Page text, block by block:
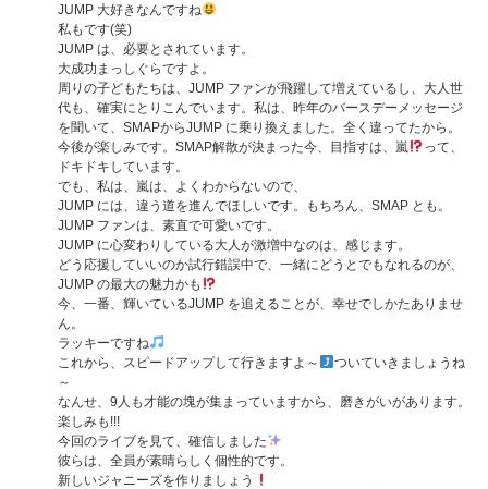
JUMP 大好きなんですね
私もです(笑)
JUMP は、必要とされています。
大成功まっしぐらですよ。
周りの子どもたちは、JUMP ファンが飛躍して増えているし、大人世
代も、確実にとりこんでいます。私は、昨年のバースデーメッセージ
を聞いて、SMAPからJUMP に乗り換えました。全く違ってたから。
今後が楽しみです。SMAP解散が決まった今、目指すは、嵐
って、
ドキドキしています。
でも、私は、嵐は、よくわからないので、
JUMP には、違う道を進んでほしいです。もちろん、SMAP とも。
JUMP ファンは、素直で可愛いです。
JUMP に心変わりしている大人が激増中なのは、感じます。
どう応援していいのか試行錯誤中で、一緒にどうとでもなれるのが、
JUMP の最大の魅力かも
今、一番、輝いているJUMP を追えることが、幸せでしかたありませ
ん。
ラッキーですね
これから、スピードアップして行きますよ～
ついていきましょうね
～
なんせ、9人も才能の塊が集まっていますから、磨きがいがあります。
楽しみも!!!
今回のライブを見て、確信しました
彼らは、全員が素晴らしく個性的です。
新しいジャニーズを作りましょう